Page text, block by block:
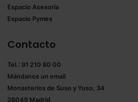
Espacio Asesoría
Espacio Pymes
Contacto
Tel.: 91 210 80 00
Mándanos un email
Monasterios de Suso y Yuso, 34
28049 Madrid